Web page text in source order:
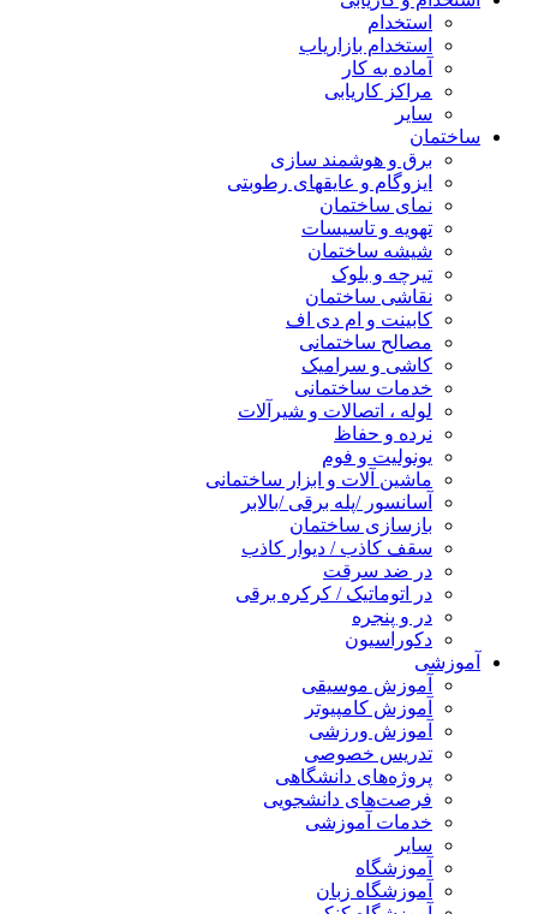
استخدام
استخدام بازاریاب
آماده به کار
مراکز کاریابی
سایر
ساختمان
برق و هوشمند سازی
ایزوگام و عایقهای رطوبتی
نمای ساختمان
تهویه و تاسیسات
شیشه ساختمان
تیرچه و بلوک
نقاشی ساختمان
کابینت و ام دی اف
مصالح ساختمانی
کاشی و سرامیک
خدمات ساختمانی
لوله ، اتصالات و شیرآلات
نرده و حفاظ
یونولیت و فوم
ماشین آلات و ابزار ساختمانی
آسانسور /پله برقی /بالابر
بازسازی ساختمان
سقف کاذب / دیوار کاذب
در ضد سرقت
در اتوماتیک / کرکره برقی
در و پنجره
دکوراسیون
آموزشی
آموزش موسیقی
آموزش کامپیوتر
آموزش ورزشی
تدریس خصوصی
پروژه‌های دانشگاهی
فرصت‌های دانشجویی
خدمات آموزشی
سایر
آموزشگاه
آموزشگاه زبان